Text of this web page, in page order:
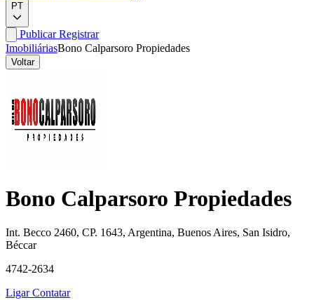
PT
PublicarRegistrar
ImobiliáriasBono Calparsoro Propiedades
Voltar
Bono Calparsoro Propiedades
Int. Becco 2460, CP. 1643, Argentina, Buenos Aires, San Isidro,
Béccar
4742-2634
LigarContatar